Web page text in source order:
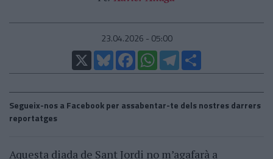
23.04.2026 - 05:00
X
BlueskyFacebookWhatsAppTelegram
Segueix-nos a Facebook per assabentar-te dels nostres darrers
reportatges
Aquesta diada de Sant Jordi no m’agafarà a